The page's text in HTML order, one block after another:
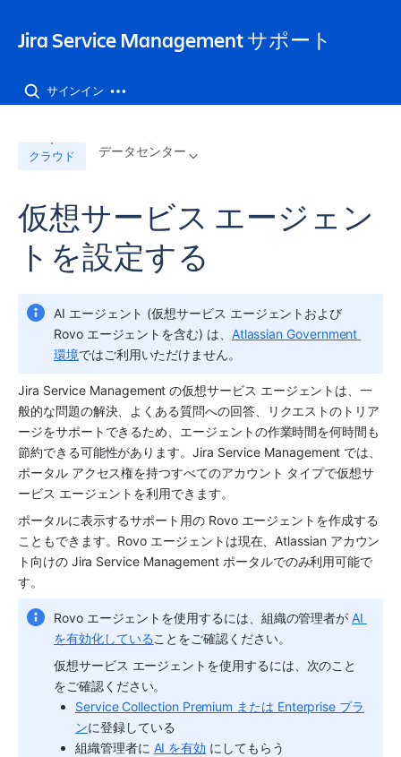
Jira Service Management サポート
サインイン
クラウド データセンター
仮想サービス エージェン
トを設定する
AI エージェント (仮想サービス エージェントおよび
Rovo エージェントを含む) は、 Atlassian Government
環境ではご利用いただけません。
Jira Service Management の仮想サービス エージェント は、一
般的な問題の解決、よくある質問への回答、リクエストのトリア
ージをサポートできるため、エージェントの作業時間を何時間も
節約できる可能性があります。Jira Service Management では、
ポータル アクセス権を持つすべてのアカウント タイプで仮想サ
ービス エージェントを利用できます。
ポータルに表示するサポート用の Rovo エージェントを作成する
こともできます。Rovo エージェントは現在、Atlassian アカウン
ト向けの Jira Service Management ポータルでのみ利用可能で
す。
Rovo エージェントを使用するには、組織の管理者が AI
を有効化していることをご確認ください。
仮想サービス エージェント を使用するには、次のこと
をご確認ください。
Service Collection Premium または Enterprise プラ
ンに登録している
組織管理者に AI を有効 にしてもらう